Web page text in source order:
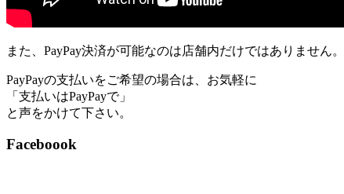
また、PayPay決済が可能なのは店舗内だけではありませ
PayPayの支払いをご希望の場合は、お気軽に
「支払いはPayPayで」
と声をかけて下さい。
Faceboook